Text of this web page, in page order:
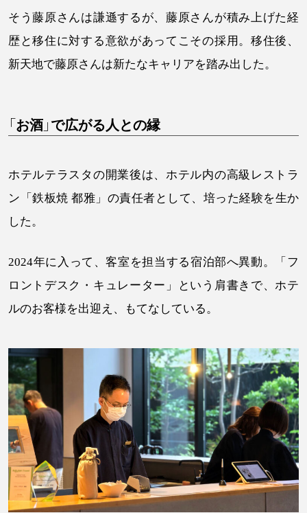
そう藤原さんは謙遜するが、藤原さんが積み上げた経
歴と移住に対する意欲があってこその採用。移住後、
新天地で藤原さんは新たなキャリアを踏み出した。
「お酒」で広がる人との縁
ホテルテラスタの開業後は、ホテル内の高級レストラ
ン「鉄板焼 都雅」の責任者として、培った経験を生か
した。
2024年に入って、客室を担当する宿泊部へ異動。「フ
ロントデスク・キュレーター」という肩書きで、ホテ
ルのお客様を出迎え、もてなしている。